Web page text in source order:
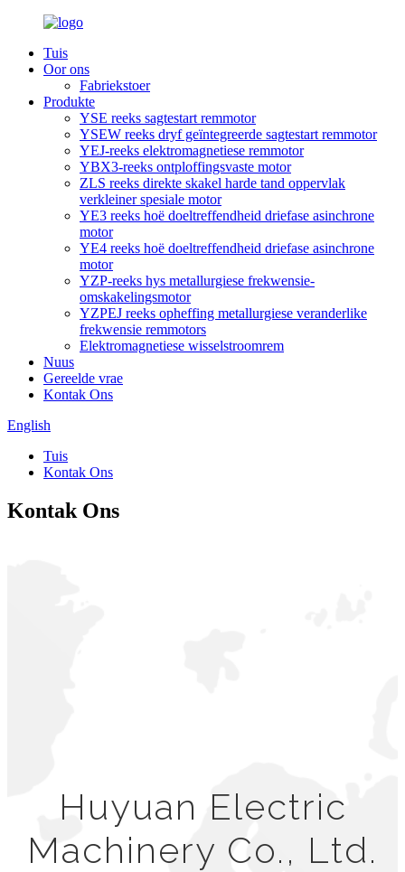
Tuis
Oor ons
Fabriekstoer
Produkte
YSE reeks sagtestart remmotor
YSEW reeks dryf geïntegreerde sagtestart remmotor
YEJ-reeks elektromagnetiese remmotor
YBX3-reeks ontploffingsvaste motor
ZLS reeks direkte skakel harde tand oppervlak
verkleiner spesiale motor
YE3 reeks hoë doeltreffendheid driefase asinchrone
motor
YE4 reeks hoë doeltreffendheid driefase asinchrone
motor
YZP-reeks hys metallurgiese frekwensie-
omskakelingsmotor
YZPEJ reeks opheffing metallurgiese veranderlike
frekwensie remmotors
Elektromagnetiese wisselstroomrem
Nuus
Gereelde vrae
Kontak Ons
English
Tuis
Kontak Ons
Kontak Ons
Huyuan Electric
Machinery Co., Ltd.